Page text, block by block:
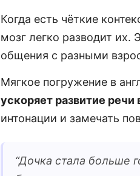
Когда есть чёткие
мозг легко разводит их.
общения с разными
Мягкое погружение в
ускоряет развитие речи
интонации и замечать
“Дочка стала больше